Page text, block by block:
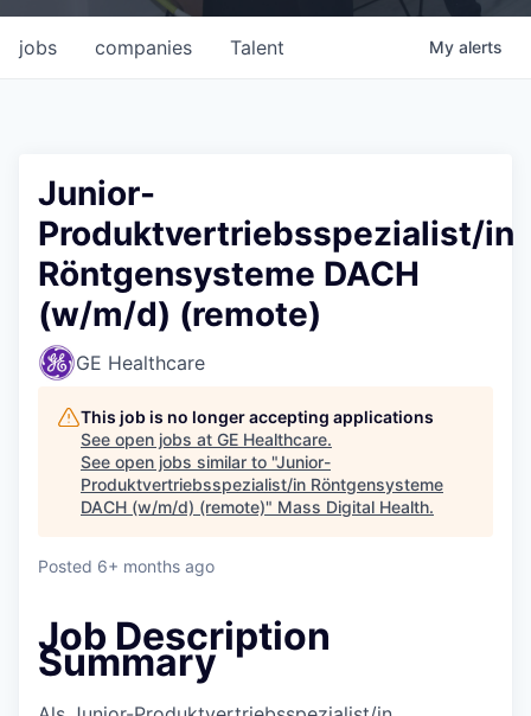
jobs companies Talent My alerts
Junior-
Produktvertriebsspezialist/in
Röntgensysteme DACH
(w/m/d) (remote)
GE Healthcare
This job is no longer accepting applications
See open jobs at GE Healthcare.
See open jobs similar to "Junior-
Produktvertriebsspezialist/in Röntgensysteme
DACH (w/m/d) (remote)" Mass Digital Health.
Posted 6+ months ago
Job Description
Summary